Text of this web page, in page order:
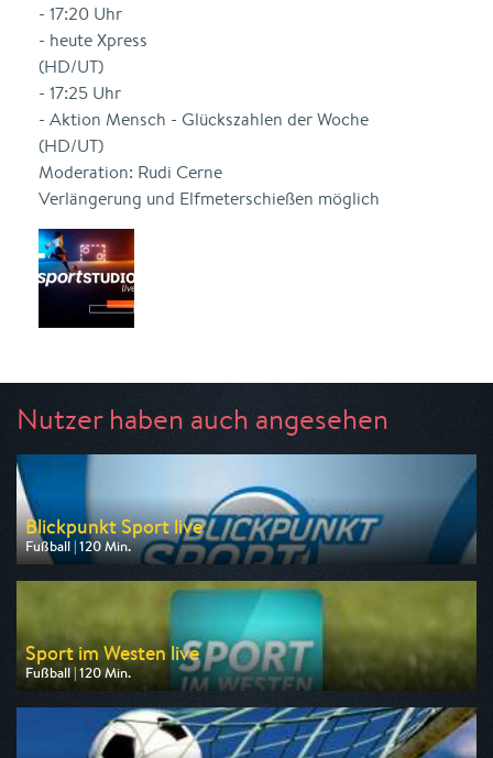
- 17:20 Uhr
- heute Xpress
(HD/UT)
- 17:25 Uhr
- Aktion Mensch - Glückszahlen der Woche
(HD/UT)
Moderation: Rudi Cerne
Verlängerung und Elfmeterschießen möglich
Nutzer haben auch angesehen
Blickpunkt Sport live
Fußball | 120 Min.
Ausgestrahlt von BR
am 08.08.2026, 14:00
Sport im Westen live
Fußball | 120 Min.
Ausgestrahlt von WDR
am 08.08.2026, 14:00